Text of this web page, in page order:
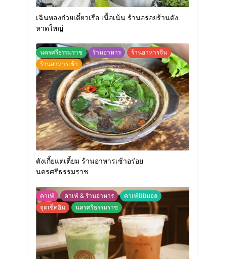
เฉินหลงก๋วยเตี๋ยวเรือ เนื้อเน้น ร้านอร่อยร้านดัง
หาดใหญ่
นครศรีธรรมราช ร้านอาหาร
ร้านอาหารจีน
ร้านอาหารเช้า
ตังเกี้ยแต่เตี้ยม ร้านอาหารเช้าอร่อย
นครศรีธรรมราช
คาเฟ่ คาเฟ่ & ร้านอาหาร
คาเฟ่มินิมอล
จุดเช็คอิน
นครศรีธรรมราช